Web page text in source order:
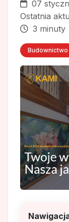
07
Ostatnia
3 minuty